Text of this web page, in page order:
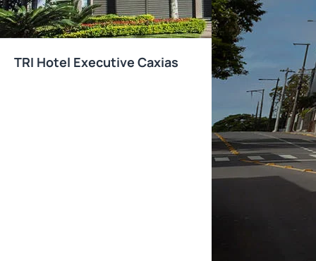
TRI Hotel Executive Caxias